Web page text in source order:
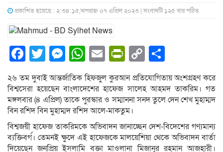
প্রকাশিত হয়েছে : ২:৩৪:১৫,অপরাহ্ন ০৭ এপ্রিল ২০২৩ | সংবাদটি ১২৫ বার পঠিত
Facebook
Twitter
Messenger
WhatsApp
EmailPrintFriendly
Copy
Link
২৬ তম দুবাই আন্তর্জাতিক হিফজুল কুরআন প্রতিযোগিতায় অংশগ্রহণ করে
বিশ্বসেরা হয়েছেন বাংলাদেশের হাফেজ সালেহ আহমদ তাকরিম। গত
মঙ্গলবার (৪ এপ্রিল) তাকে পুরস্কার ও সম্মাননা সনদ তুলে দেন শেখ মুহাম্মদ
বিন রশিদ বিন মুহাম্মদ রশিদ আলে-মাকতুম।
বিশ্বজয়ী হাফেজ তাকরিমকে অভিবাদন জানাচ্ছেন দেশ-বিদেশের গণ্যমান্য
ব্যক্তিবর্গ। তেমনই ক্ষুদে এই হাফেজকে মালয়েশিয়া থেকে অভিবাদন বার্তা
দিয়েছেন জনপ্রিয় ইসলামি বক্তা মাওলানা মিজানুর রহমান আজহারী।